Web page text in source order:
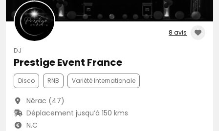
8 avis
DJ
Prestige Event France
Disco RNB Variété Internationale
Nérac (47)
Déplacement jusqu’à 150 kms
N.C